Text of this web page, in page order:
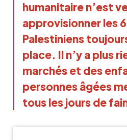
humanitaire n’est
approvisionner les
Palestiniens
place. Il n’y a plus
marchés et des
personnes âgées
tous les jours de